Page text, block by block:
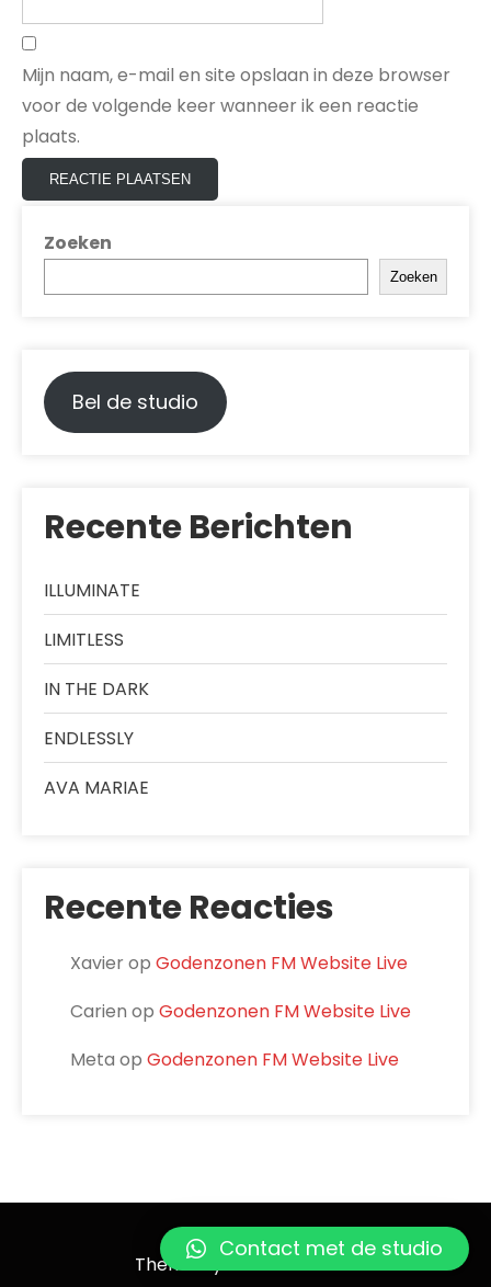
Mijn naam, e-mail en site opslaan in deze browser
voor de volgende keer wanneer ik een reactie
plaats.
Zoeken
Zoeken
Bel de studio
Recente Berichten
ILLUMINATE
LIMITLESS
IN THE DARK
ENDLESSLY
AVA MARIAE
Recente Reacties
Xavierop Godenzonen FM Website Live
Carien op Godenzonen FM Website Live
Meta op Godenzonen FM Website Live
Godenzonen FM
Theme by Grace Themes
Contact met de studio